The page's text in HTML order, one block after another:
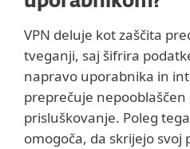
VPN deluje kot zaščita
tveganji, saj šifrira
napravo uporabnika in
preprečuje nepooblaščen
prisluškovanje. Poleg
omogoča, da skrijejo svoj